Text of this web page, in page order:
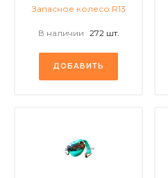
Запасное колесо R13
В наличии 272 шт.
ДОБАВИТЬ